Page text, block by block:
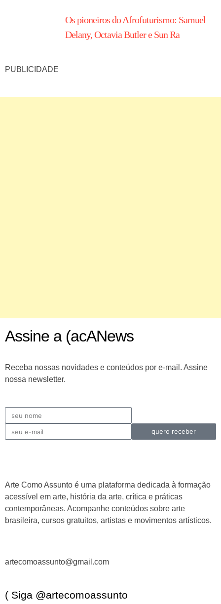
Os pioneiros do Afrofuturismo: Samuel
Delany, Octavia Butler e Sun Ra
PUBLICIDADE
Assine a (acANews
Receba nossas novidades e conteúdos por e-mail. Assine
nossa newsletter.
quero receber
Arte Como Assunto é uma plataforma dedicada à formação
acessível em arte, história da arte, crítica e práticas
contemporâneas. Acompanhe conteúdos sobre arte
brasileira, cursos gratuitos, artistas e movimentos artísticos.
artecomoassunto@gmail.com
( Siga @artecomoassunto